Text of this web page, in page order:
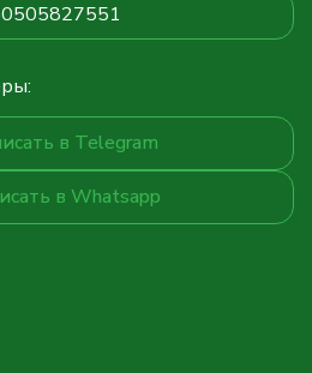
в Telegram
в Whatsapp